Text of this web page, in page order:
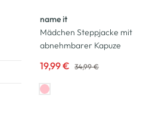
name it
Mädchen Steppjacke mit
abnehmbarer Kapuze
19,99 € 34,99 €